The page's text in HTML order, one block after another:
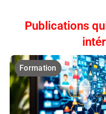
Publications
Formation